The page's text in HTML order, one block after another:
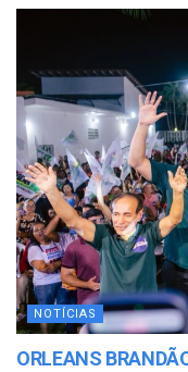
NOTÍCIAS
ORLEANS